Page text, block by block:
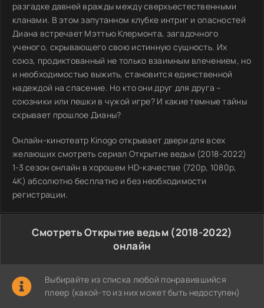
разгадке давней вражды между сверхъестественными
кланами. В этом запутанном клубке интриг и опасностей
Диана встречает Мэттью Клермонта, загадочного
ученого, скрывающего свою истинную сущность. Их
союз, продиктованный не только взаимным влечением, но
и необходимостью выжить, становится единственной
надеждой на спасение. Но кто они друг для друга –
союзники или пешки в чужой игре? И какие темные тайны
скрывает прошлое Дианы?
Онлайн-кинотеатр Kinogo открывает двери для всех
желающих смотреть сериал Открытие ведьм (2018-2022)
1-3 сезон онлайн в хорошем HD-качестве (720p, 1080p,
4K) абсолютно бесплатно и без необходимости
регистрации.
Смотреть Открытие ведьм (2018-2022)
онлайн
Выбирайте из списка любой понравившийся
плеер (какой-то из них может быть недоступен)